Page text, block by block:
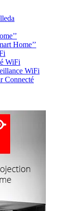
Home’’
WiFi
WiFi
Connecté